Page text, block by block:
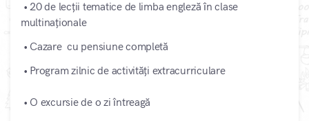
• 20 de lecții tematice de limba engleză în clase
multinaționale
• Cazare cu pensiune completă
• Program zilnic de activități extracurriculare
• O excursie de o zi întreagă